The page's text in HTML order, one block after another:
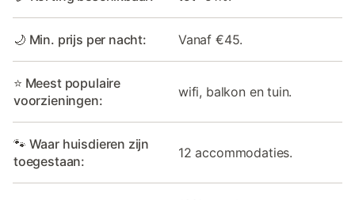
🌙 Min. prijs per nacht: Vanaf €45.
⭐ Meest populaire
voorzieningen:
wifi, balkon en tuin.
🐾 Waar huisdieren zijn
toegestaan:
12 accommodaties.